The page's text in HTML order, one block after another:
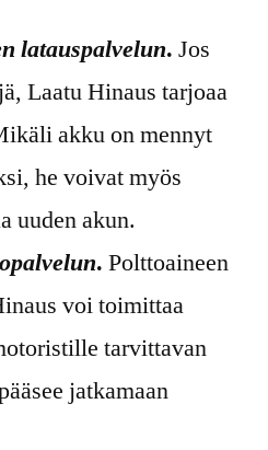
latauspalvelun. Jos
Laatu Hinaus tarjoaa
akku on mennyt
he voivat myös
uuden akun.
. Polttoaineen
voi toimittaa
tarvittavan
jatkamaan